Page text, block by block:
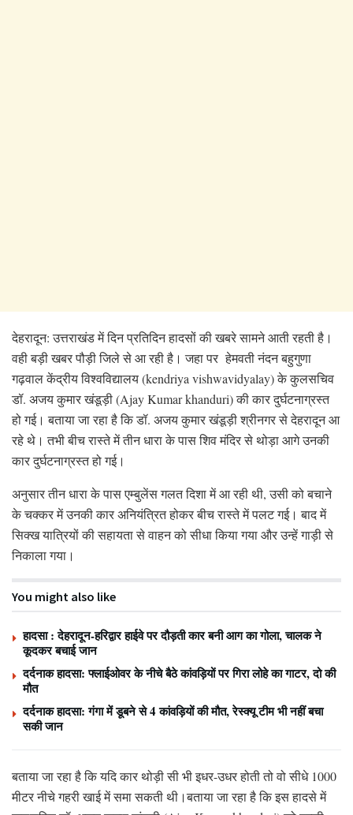
देहरादून: उत्तराखंड में दिन प्रतिदिन हादसों की खबरे सामने आती रहती है।
वही बड़ी खबर पौड़ी जिले से आ रही है। जहा पर हेमवती नंदन बहुगुणा
गढ़वाल केंद्रीय विश्वविद्यालय (kendriya vishwavidyalay) के कुलसचिव
डॉ. अजय कुमार खंडूड़ी (Ajay Kumar khanduri) की कार दुर्घटनाग्रस्त
हो गई। बताया जा रहा है कि डॉ. अजय कुमार खंडूड़ी श्रीनगर से देहरादून आ
रहे थे। तभी बीच रास्ते में तीन धारा के पास शिव मंदिर से थोड़ा आगे उनकी
कार दुर्घटनाग्रस्त हो गई।
अनुसार तीन धारा के पास एम्बुलेंस गलत दिशा में आ रही थी, उसी को बचाने
के चक्कर में उनकी कार अनियंत्रित होकर बीच रास्ते में पलट गई। बाद में
सिक्ख यात्रियों की सहायता से वाहन को सीधा किया गया और उन्हें गाड़ी से
निकाला गया।
You might also like
हादसा : देहरादून-हरिद्वार हाईवे पर दौड़ती कार बनी आग का गोला, चालक ने
कूदकर बचाई जान
दर्दनाक हादसा: फ्लाईओवर के नीचे बैठे कांवड़ियों पर गिरा लोहे का गाटर, दो की
मौत
दर्दनाक हादसा: गंगा में डूबने से 4 कांवड़ियों की मौत, रेस्क्यू टीम भी नहीं बचा
सकी जान
बताया जा रहा है कि यदि कार थोड़ी सी भी इधर-उधर होती तो वो सीधे 1000
मीटर नीचे गहरी खाई में समा सकती थी।बताया जा रहा है कि इस हादसे में